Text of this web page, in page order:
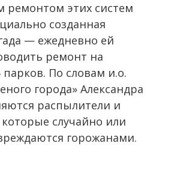
ремонтом этих систем
созданная
— ежедневно ей
ремонт на
По словам и.о.
города» Александра
распылители и
случайно или
горожанами.